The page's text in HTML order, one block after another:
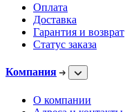
Оплата
Доставка
Гарантия и возврат
Статус заказа
Компания
О компании